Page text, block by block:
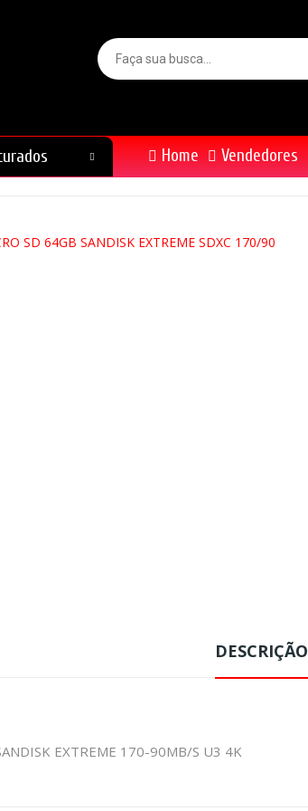
Home Vendedores
SD 64GB SANDISK EXTREME SDXC 170/90
DESCRIÇÃO
EXTREME 170-90MB/S U3 4K